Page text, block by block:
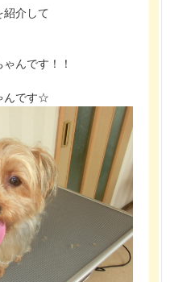
紹介して
んです！！
んです☆